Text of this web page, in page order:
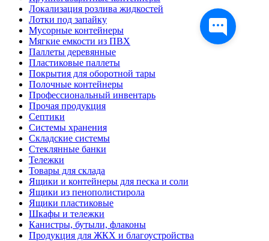
Локализация розлива жидкостей
Лотки под запайку
Мусорные контейнеры
Мягкие емкости из ПВХ
Паллеты деревянные
Пластиковые паллеты
Покрытия для оборотной тары
Полочные контейнеры
Профессиональный инвентарь
Прочая продукция
Септики
Системы хранения
Складские системы
Стеклянные банки
Тележки
Товары для склада
Ящики и контейнеры для песка и соли
Ящики из пенополистирола
Ящики пластиковые
Шкафы и тележки
Канистры, бутыли, флаконы
Продукция для ЖКХ и благоустройства